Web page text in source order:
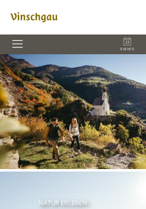
EVENTS
NATUR ERLEBEN